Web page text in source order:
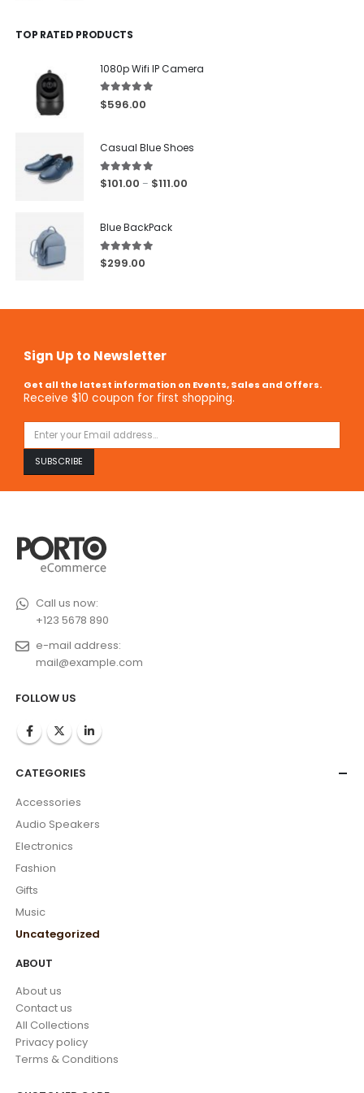
TOP RATED PRODUCTS
1080p Wifi IP Camera
5.00out of 5
$596.00
Casual Blue Shoes
5.00 out of 5
$101.00 – $111.00
Blue BackPack
5.00out of 5
$299.00
Sign Up to Newsletter
Get all the latest information on Events, Sales and Offers.
Receive $10 coupon for first shopping.
Call us now:
+123 5678 890
e-mail address:
mail@example.com
FOLLOW US
CATEGORIES
Accessories
Audio Speakers
Electronics
Fashion
Gifts
Music
Uncategorized
ABOUT
About us
Contact us
All Collections
Privacy policy
Terms & Conditions